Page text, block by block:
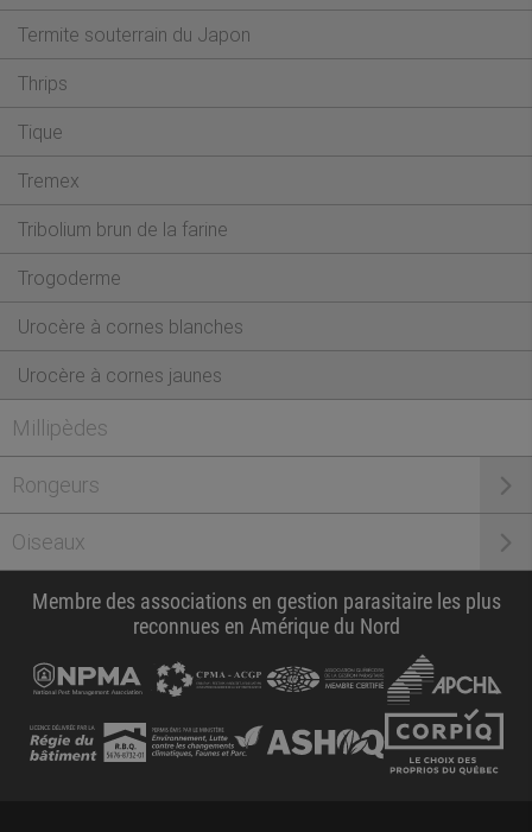
Termite souterrain du Japon
Thrips
Tique
Tremex
Tribolium brun de la farine
Trogoderme
Urocère à cornes blanches
Urocère à cornes jaunes
Millipèdes
Rongeurs
Oiseaux
Membre des associations en gestion parasitaire les plus
reconnues en Amérique du Nord